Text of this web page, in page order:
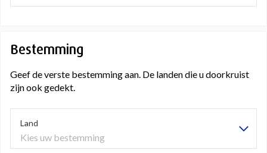
Bestemming
Geef de verste bestemming aan. De landen die u doorkruist
zijn ook gedekt.
Land
Kies uw bestemming